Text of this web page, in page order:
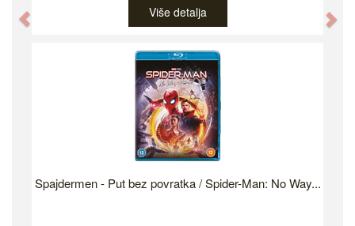
Više detalja
Spajdermen - Put bez povratka / Spider-Man: No Way...